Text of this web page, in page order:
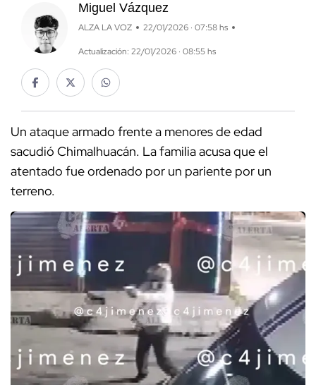
Miguel Vázquez
ALZA LA VOZ 22/01/2026 · 07:58 hs
Actualización: 22/01/2026 · 08:55 hs
Un ataque armado frente a menores de edad
sacudió Chimalhuacán. La familia acusa que el
atentado fue ordenado por un pariente por un
terreno.